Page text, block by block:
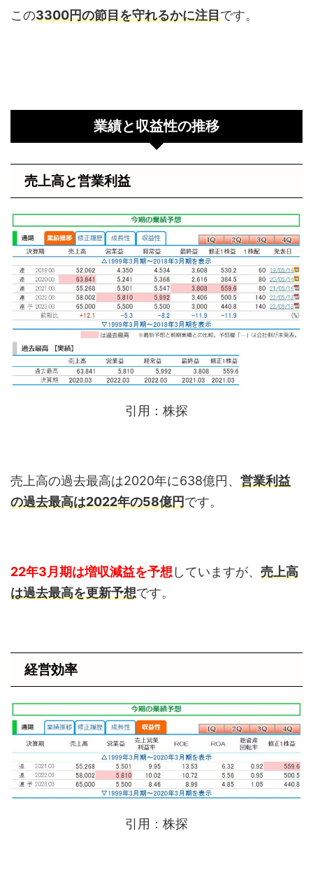
この3300円の節目を守れるかに注目です。
業績と収益性の推移
売上高と営業利益
引用：株探
売上高の過去最高は2020年に638億円、 営業利益
の過去最高は2022年の58億円です。
22年3月期は増収減益を予想 していますが、 売上高
は過去最高を更新予想です。
経営効率
引用：株探